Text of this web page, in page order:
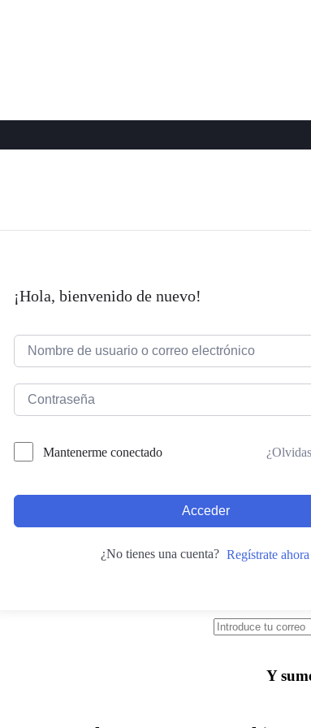
¡Hola, bienvenido de nuevo!
Mantenerme conectado
Acceder
¿No tienes una cuenta? Regístrate ahora
Y